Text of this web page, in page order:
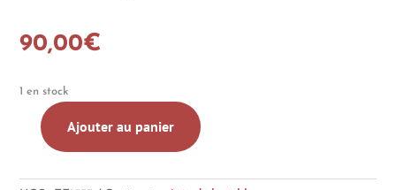
90,00€
1 en stock
quantité
Vase
Ajouter au panier